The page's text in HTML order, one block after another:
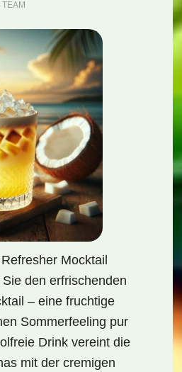
Mocktail
den erfrischenden
– eine fruchtige
Sommerfeeling pur
Drink vereint die
mit der cremigen